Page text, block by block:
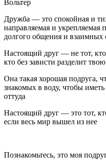
Вольтер
Дружба — это спокойная и
направляемая и
долгого общения и
Настоящий друг — не тот, кто
кто без зависти разделит
Она такая хорошая подруга,
знакомых в воду, чтобы
оттуда
Настоящий друг — это тот,
если весь мир вышел из нее
Познакомьтесь, это моя